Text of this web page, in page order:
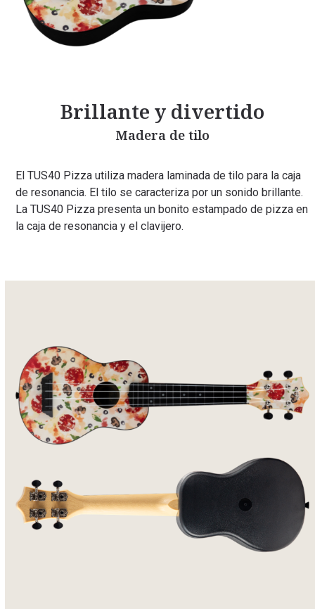
Brillante y divertido
Madera de tilo
El TUS40 Pizza utiliza madera laminada de tilo para la caja
de resonancia. El tilo se caracteriza por un sonido brillante.
La TUS40 Pizza presenta un bonito estampado de pizza en
la caja de resonancia y el clavijero.